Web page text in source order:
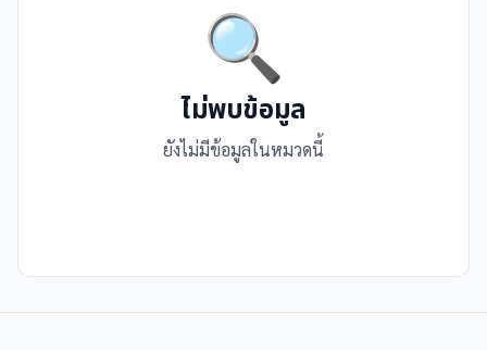
🔍
ไม่พบข้อมูล
ยังไม่มีข้อมูลในหมวดนี้